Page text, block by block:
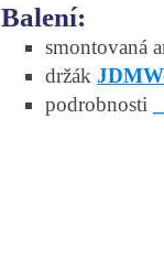
Balení:
smontovaná
držák
podrobnosti